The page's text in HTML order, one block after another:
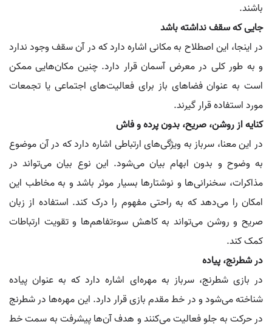
باشند.
جایی که سقف نداشته باشد
در اینجا، این اصطلاح به مکانی اشاره دارد که در آن سقف وجود ندارد
و به طور کلی در معرض آسمان قرار دارد. چنین مکان‌هایی ممکن
است به عنوان فضاهای باز برای فعالیت‌های اجتماعی یا تجمعات
مورد استفاده قرار گیرند.
کنایه از روشن، صریح، بدون پرده و فاش
در این معنا، سرباز به ویژگی‌های ارتباطی اشاره دارد که در آن موضوع
به وضوح و بدون ابهام بیان می‌شود. این نوع بیان می‌تواند در
مذاکرات، سخنرانی‌ها و نوشتارها بسیار موثر باشد و به مخاطب این
امکان را می‌دهد که به راحتی مفهوم را درک کند. استفاده از زبان
صریح و روشن می‌تواند به کاهش سوءتفاهم‌ها و تقویت ارتباطات
کمک کند.
در شطرنج، پیاده
در بازی شطرنج، سرباز به مهره‌ای اشاره دارد که به عنوان پیاده
شناخته می‌شود و در خط مقدم بازی قرار دارد. این مهره‌ها در شطرنج
در حرکت به جلو فعالیت می‌کنند و هدف آن‌ها پیشرفت به سمت خط